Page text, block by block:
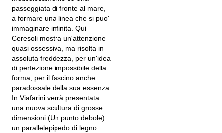
passeggiata di fronte al mare,
a formare una linea che si puo'
immaginare infinita. Qui
Ceresoli mostra un'attenzione
quasi ossessiva, ma risolta in
assoluta freddezza, per un'idea
di perfezione impossibile della
forma, per il fascino anche
paradossale della sua essenza.
In Viafarini verrà presentata
una nuova scultura di grosse
dimensioni (Un punto debole):
un parallelepipedo di legno